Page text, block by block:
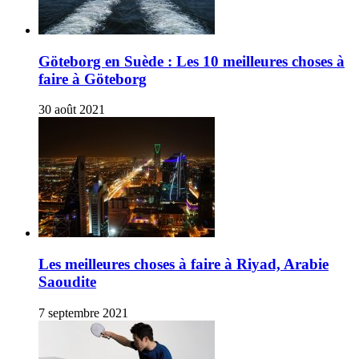
Göteborg en Suède : Les 10 meilleures choses à
faire à Göteborg
30 août 2021
Les meilleures choses à faire à Riyad, Arabie
Saoudite
7 septembre 2021